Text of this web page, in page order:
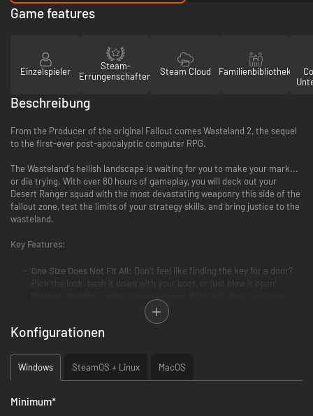
Game features
Einzelspieler
Steam-
Errungenschaften
Steam Cloud Familienbibliothek
Beschreibung
From the Producer of the original Fallout comes Wasteland 2, the sequel
to the first-ever post-apocalyptic computer RPG.
The Wasteland's hellish landscape is waiting for you to make your mark...
or die trying. With over 80 hours of gameplay, you will deck out your
Desert Ranger squad with the most devastating weaponry this side of the
fallout zone, test the limits of your strategy skills, and bring justice to the
wasteland.
Key Features:
One Size Does Not Fit All: Don't feel like finding the key for a door?
Pick the lock, bash it down with your boot, or just blow it open!
term reactivity, your choices ripple outwards, changing the game's
events and forever altering the lives of those in the wasteland.
Huge & Customizable:
players will have the same experience.
Steam Features:Wasteland 2 supports Cloud Saving so you can
sync your saves across multiple computers!
Konfigurationen
Windows SteamOS + Linux MacOS
Minimum*